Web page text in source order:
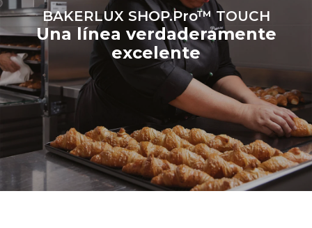
BAKERLUX SHOP.Pro™ TOUCH
Una línea verdaderamente
excelente